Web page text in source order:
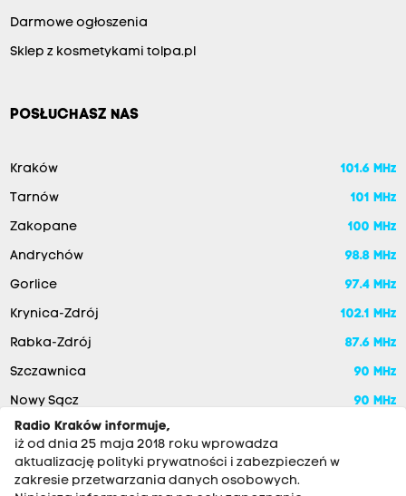
Darmowe ogłoszenia
Sklep z kosmetykami tolpa.pl
POSŁUCHASZ NAS
Kraków 101.6 MHz
Tarnów 101 MHz
Zakopane 100 MHz
Andrychów 98.8 MHz
Gorlice 97.4 MHz
Krynica-Zdrój 102.1 MHz
Rabka-Zdrój 87.6 MHz
Szczawnica 90 MHz
Nowy Sącz
90 MHz
Radio Kraków informuje,
iż od dnia 25 maja 2018 roku wprowadza
aktualizację polityki prywatności i zabezpieczeń w
zakresie przetwarzania danych osobowych.